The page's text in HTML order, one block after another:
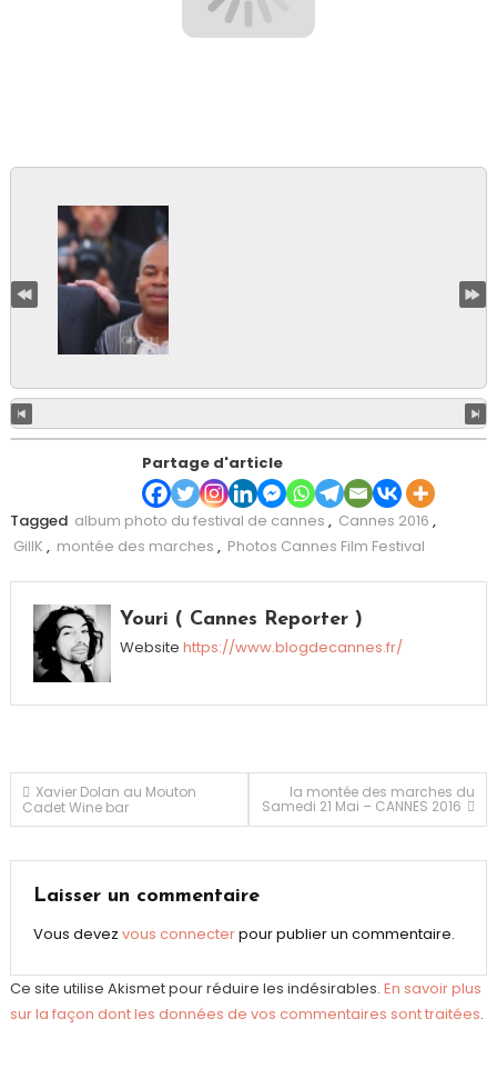
Partage d'article
Tagged album photo du festival de cannes , Cannes 2016 ,
GillK , montée des marches , Photos Cannes Film Festival
Youri ( Cannes Reporter )
Website https://www.blogdecannes.fr/
Navigation
l’article
Xavier Dolan au Mouton
Cadet Wine bar
la montée des marches du
Samedi 21 Mai – CANNES 2016
Laisser un commentaire
Vous devez vous connecterpour publier un commentaire.
Ce site utilise Akismet pour réduire les indésirables. En savoir plus
sur la façon dont les données de vos commentaires sont traitées.